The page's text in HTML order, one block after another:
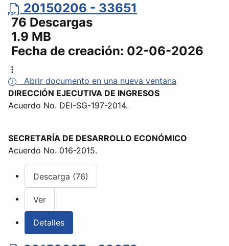
20150206 - 33651
76 Descargas
1.9 MB
Fecha de creación: 02-06-2026
Abrir documento en una nueva ventana
DIRECCIÓN EJECUTIVA DE INGRESOS
Acuerdo No. DEI-SG-197-2014.
SECRETARÍA DE DESARROLLO ECONÓMICO
Acuerdo No. 016-2015.
Descarga (76)
Ver
Detalles